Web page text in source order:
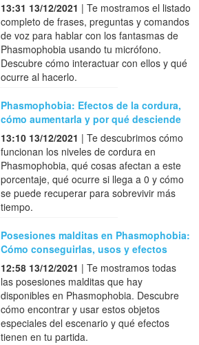
13:31 13/12/2021 | Te mostramos el listado
completo de frases, preguntas y comandos
de voz para hablar con los fantasmas de
Phasmophobia usando tu micrófono.
Descubre cómo interactuar con ellos y qué
ocurre al hacerlo.
Phasmophobia: Efectos de la cordura,
cómo aumentarla y por qué desciende
13:10 13/12/2021 | Te descubrimos cómo
funcionan los niveles de cordura en
Phasmophobia, qué cosas afectan a este
porcentaje, qué ocurre si llega a 0 y cómo
se puede recuperar para sobrevivir más
tiempo.
Posesiones malditas en Phasmophobia:
Cómo conseguirlas, usos y efectos
12:58 13/12/2021 | Te mostramos todas
las posesiones malditas que hay
disponibles en Phasmophobia. Descubre
cómo encontrar y usar estos objetos
especiales del escenario y qué efectos
tienen en tu partida.